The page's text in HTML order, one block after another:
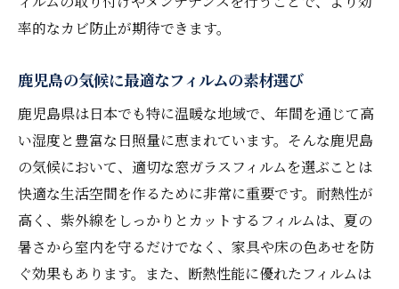
率的なカビ防止が期待できます。
鹿児島の気候に最適なフィルムの素材選び
鹿児島県は日本でも特に温暖な地域で、年間を通じて高
い湿度と豊富な日照量に恵まれています。そんな鹿児島
の気候において、適切な窓ガラスフィルムを選ぶことは
快適な生活空間を作るために非常に重要です。耐熱性が
高く、紫外線をしっかりとカットするフィルムは、夏の
暑さから室内を守るだけでなく、家具や床の色あせを防
ぐ効果もあります。また、断熱性能に優れたフィルムは